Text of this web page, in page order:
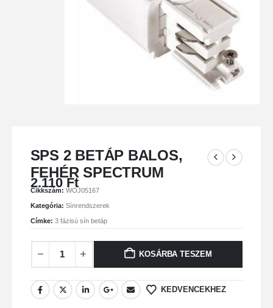
SPS 2 BETÁP BALOS,
FEHÉR SPECTRUM
2.110Ft
Cikkszám: WOJ05167
Kategória: Sínrendszerek
Címke: 3 fázisú sín betáp
KOSÁRBA TESZEM
KEDVENCEKHEZ